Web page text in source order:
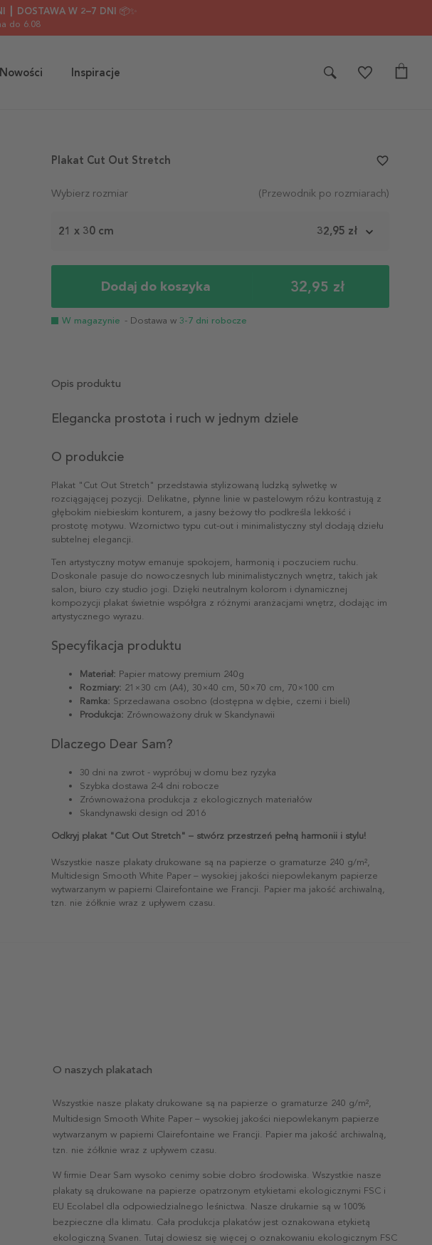
┃ DOSTAWA W 2–7 DNI 📦✨
do 6.08
Nowości Inspiracje
Wybierz rozmiar (Przewodnik po rozmiarach)
21 x 30 cm 32,95 zł
Dodaj do koszyka 32,95 zł
W magazynie - Dostawa w 3-7 dni robocze
Plakat Cut Out Stretch favorite_border
Opis produktu
Elegancka prostota i ruch w jednym dziele
O produkcie
Plakat "Cut Out Stretch" przedstawia stylizowaną ludzką sylwetkę w
rozciągającej pozycji. Delikatne, płynne linie w pastelowym różu kontrastują z
głębokim niebieskim konturem, a jasny beżowy tło podkreśla lekkość i
prostotę motywu. Wzornictwo typu cut-out i minimalistyczny styl dodają dziełu
subtelnej elegancji.
Ten artystyczny motyw emanuje spokojem, harmonią i poczuciem ruchu.
Doskonale pasuje do nowoczesnych lub minimalistycznych wnętrz, takich jak
salon, biuro czy studio jogi. Dzięki neutralnym kolorom i dynamicznej
kompozycji plakat świetnie współgra z różnymi aranżacjami wnętrz, dodając im
artystycznego wyrazu.
Specyfikacja produktu
Materiał: Papier matowy premium 240g
Rozmiary: 21×30 cm (A4), 30×40 cm, 50×70 cm, 70×100 cm
Ramka: Sprzedawana osobno (dostępna w dębie, czerni i bieli)
Produkcja: Zrównoważony druk w Skandynawii
Dlaczego Dear Sam?
30 dni na zwrot - wypróbuj w domu bez ryzyka
Szybka dostawa 2-4 dni robocze
Zrównoważona produkcja z ekologicznych materiałów
Skandynawski design od 2016
Odkryj plakat "Cut Out Stretch" – stwórz przestrzeń pełną harmonii i stylu!
Wszystkie nasze plakaty drukowane są na papierze o gramaturze 240 g/m²,
Multidesign Smooth White Paper – wysokiej jakości niepowlekanym papierze
wytwarzanym w papierni Clairefontaine we Francji. Papier ma jakość archiwalną,
tzn. nie żółknie wraz z upływem czasu.
O naszych plakatach
Wszystkie nasze plakaty drukowane są na papierze o gramaturze 240 g/m²,
Multidesign Smooth White Paper – wysokiej jakości niepowlekanym papierze
wytwarzanym w papierni Clairefontaine we Francji. Papier ma jakość archiwalną,
tzn. nie żółknie wraz z upływem czasu.
W firmie Dear Sam wysoko cenimy sobie dobro środowiska. Wszystkie nasze
plakaty są drukowane na papierze opatrzonym etykietami ekologicznymi FSC i
EU Ecolabel dla odpowiedzialnego leśnictwa. Nasze drukarnie są w 100%
bezpieczne dla klimatu. Cała produkcja plakatów jest oznakowana etykietą
ekologiczną Svanen. Tutaj dowiesz się więcej o oznakowaniu ekologicznym FSC